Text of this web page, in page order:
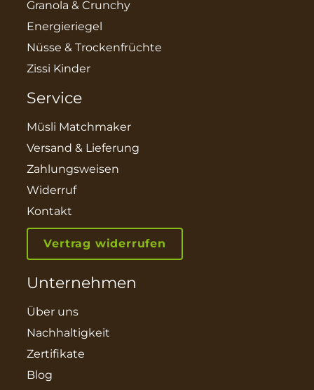
Granola & Crunchy
Energieriegel
Nüsse & Trockenfrüchte
Zissi Kinder
Service
Müsli Matchmaker
Versand & Lieferung
Zahlungsweisen
Widerruf
Kontakt
Vertrag widerrufen
Unternehmen
Über uns
Nachhaltigkeit
Zertifikate
Blog